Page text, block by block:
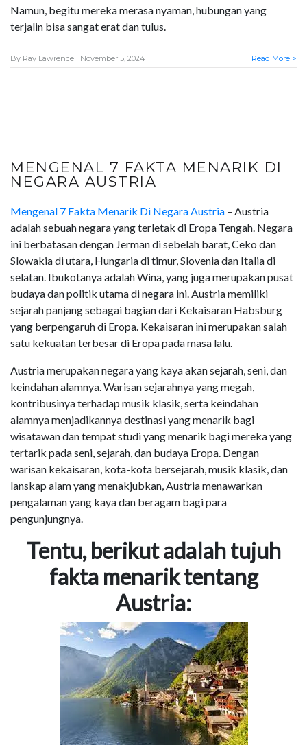
Namun, begitu mereka merasa nyaman, hubungan yang
terjalin bisa sangat erat dan tulus.
By Ray Lawrence | November 5, 2024 Read More >
MENGENAL 7 FAKTA MENARIK DI
NEGARA AUSTRIA
Mengenal 7 Fakta Menarik Di Negara Austria – Austria
adalah sebuah negara yang terletak di Eropa Tengah. Negara
ini berbatasan dengan Jerman di sebelah barat, Ceko dan
Slowakia di utara, Hungaria di timur, Slovenia dan Italia di
selatan. Ibukotanya adalah Wina, yang juga merupakan pusat
budaya dan politik utama di negara ini. Austria memiliki
sejarah panjang sebagai bagian dari Kekaisaran Habsburg
yang berpengaruh di Eropa. Kekaisaran ini merupakan salah
satu kekuatan terbesar di Eropa pada masa lalu.
Austria merupakan negara yang kaya akan sejarah, seni, dan
keindahan alamnya. Warisan sejarahnya yang megah,
kontribusinya terhadap musik klasik, serta keindahan
alamnya menjadikannya destinasi yang menarik bagi
wisatawan dan tempat studi yang menarik bagi mereka yang
tertarik pada seni, sejarah, dan budaya Eropa. Dengan
warisan kekaisaran, kota-kota bersejarah, musik klasik, dan
lanskap alam yang menakjubkan, Austria menawarkan
pengalaman yang kaya dan beragam bagi para
pengunjungnya.
Tentu, berikut adalah tujuh
fakta menarik tentang
Austria: